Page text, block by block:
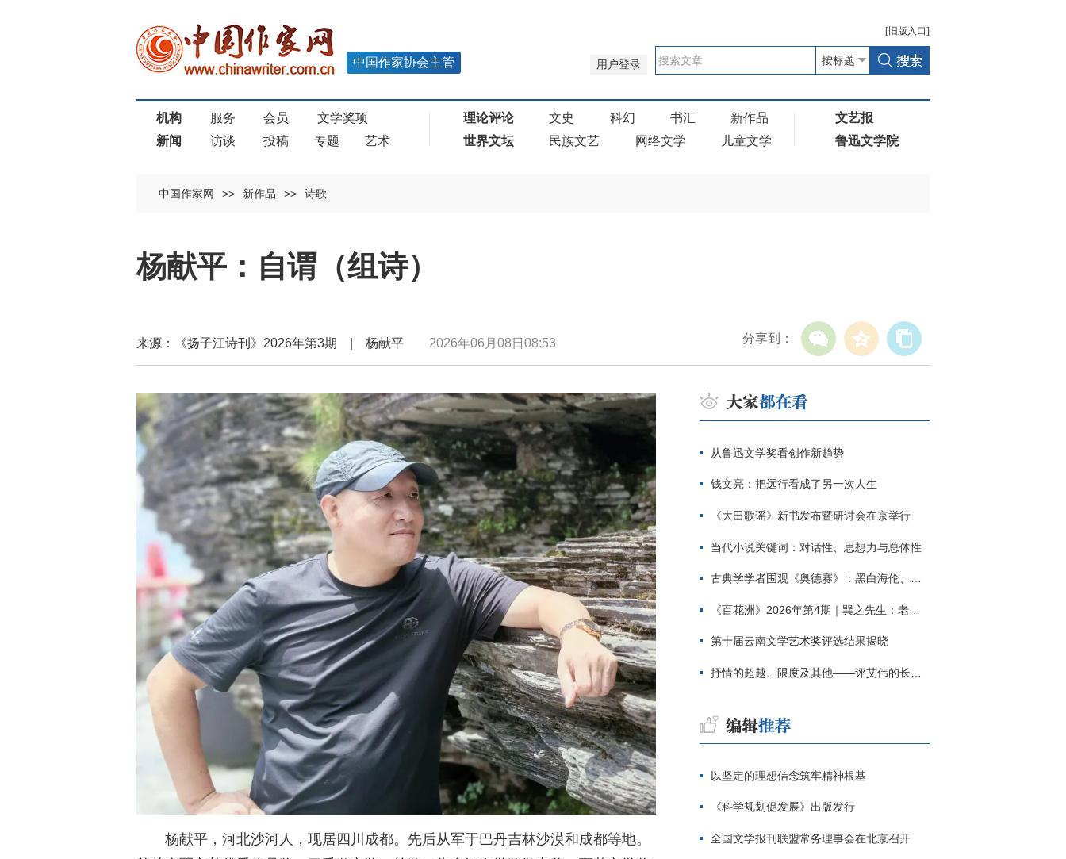
[ 旧版 入口]
用户登录
中国作家协会主管
机构 服务 会员
文学奖项
新闻
访谈 投稿 专题 艺术
理论评论 文史 科幻 书汇
新作品
世界文坛
民族文艺 网络文学 儿童文学
文艺报
鲁迅文学院
中国作家网 >> 新作品 >> 诗歌
杨献平：自谓（组诗）
分享到：
来源：《扬子江诗刊》2026年第3期 | 杨献平 2026年06月08日08:53
杨献平，河北沙河人，现居四川成都。先后从军于巴丹吉林沙漠和成都等地。
从鲁迅文学奖看创作新趋势
钱文亮：把远行看成了另一次人生
《大田歌谣》新书发布暨研讨会在京举行
当代小说关键词：对话性、思想力与总体性
古典学学者围观《奥德赛》：黑白海伦、佩涅罗佩的别针与神秘入侵者
《百花洲》2026年第4期｜巽之先生：老兵朱向前侧记三题
第十届云南文学艺术奖评选结果揭晓
抒情的超越、限度及其他——评艾伟的长篇小说《春歌》
以坚定的理想信念筑牢精神根基
《科学规划促发展》出版发行
全国文学报刊联盟常务理事会在北京召开